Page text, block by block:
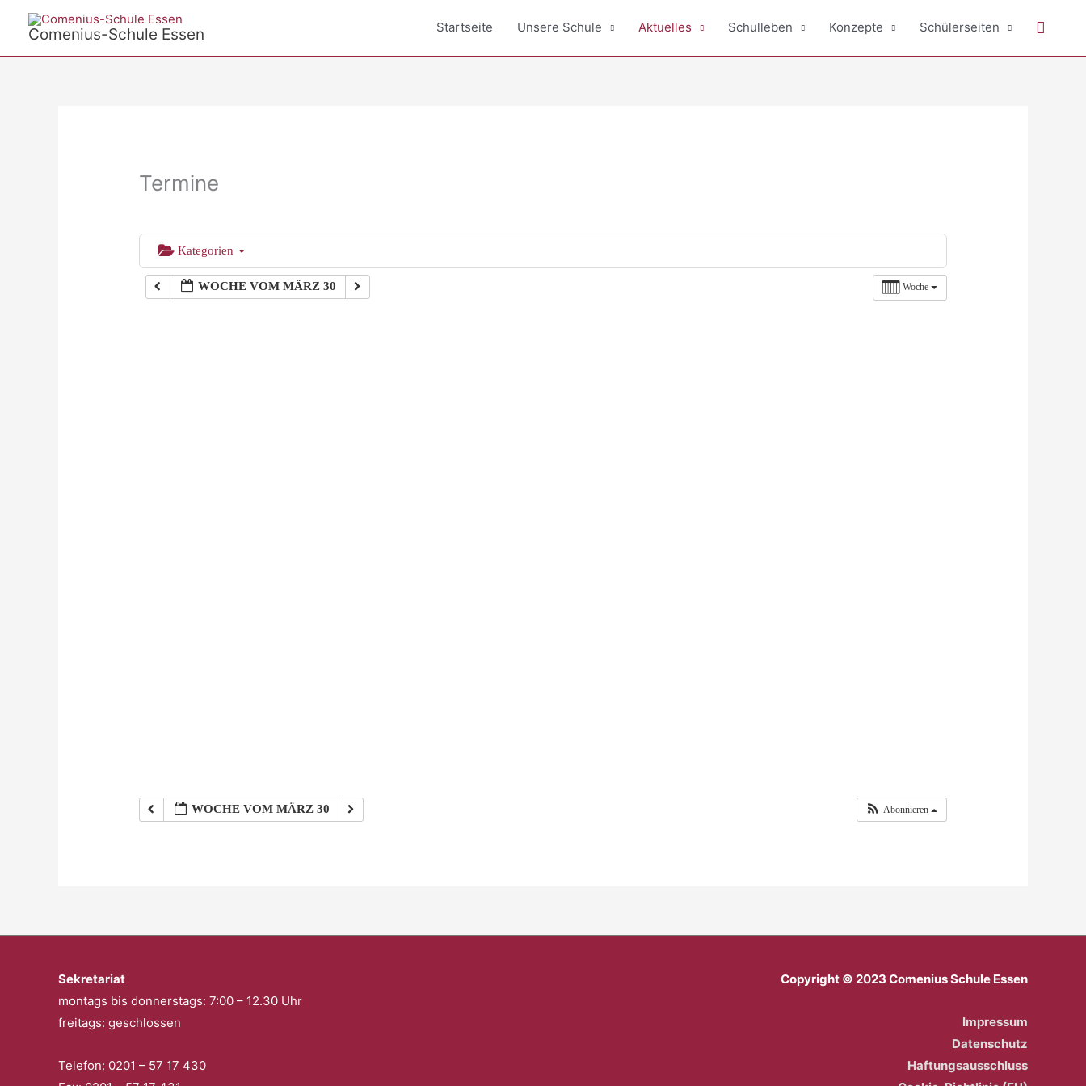
InhaltComenius-Schule Essen Startseite Unsere Schule Aktuelles Schulleben Konzepte Schülerseiten
Termine
Kategorien
Woche
WOCHE VOM MÄRZ 30
WOCHE VOM MÄRZ 30 Abonnieren
Sekretariat
montags bis donnerstags: 7:00 – 12.30 Uhr
freitags: geschlossen
Telefon: 0201 – 57 17 430
Copyright © 2023 Comenius Schule Essen
Impressum
Datenschutz
Haftungsausschluss